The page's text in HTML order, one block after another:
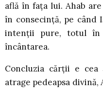
află în fața lui. Ahab
în consecință, pe când
intenții pure, totul
încântarea.
Concluzia cărții e cea
atrage pedeapsa